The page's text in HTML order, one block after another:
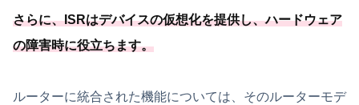
さらに、ISRはデバイスの仮想化を提供し、ハードウェア
の障害時に役立ちます。
ルーターに統合された機能については、そのルーターモデ